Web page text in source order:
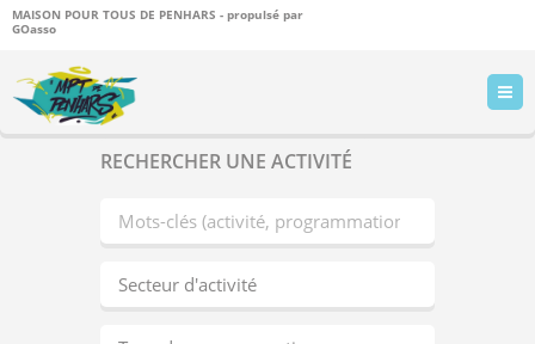
MAISON POUR TOUS DE PENHARS - propulsé par
GOasso
RECHERCHER UNE ACTIVITÉ